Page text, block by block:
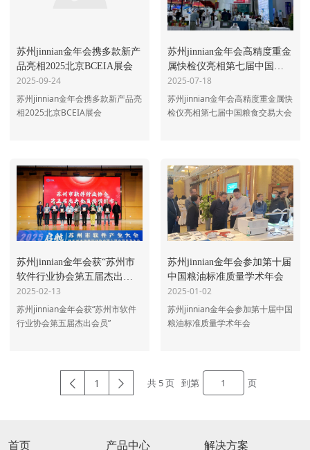
苏州jinnian金年会携多款新产
品亮相2025北京BCEIA展会
2025-09-24
苏州jinnian金年会携多款新产品亮
相2025北京BCEIA展会
苏州jinnian金年会高精度重金
属快检仪亮相第七届中国粮
食交易大会
2025-07-18
苏州jinnian金年会高精度重金属快
检仪亮相第七届中国粮食交易大会
苏州jinnian金年会获“苏州市
软件行业协会第五届杰出会
员”
2025-02-13
苏州jinnian金年会获“苏州市软件
行业协会第五届杰出会员”
苏州jinnian金年会参加第十届
中国粮油标准质量学术年会
2025-01-02
苏州jinnian金年会参加第十届中国
粮油标准质量学术年会
1 共 5 页 到第 页
首页 产品中心 解决方案